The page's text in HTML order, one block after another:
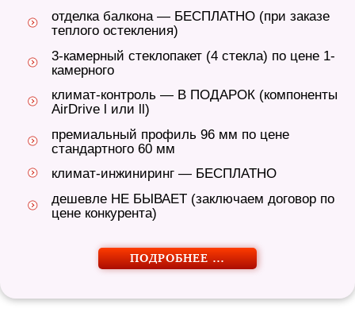
отделка балкона — БЕСПЛАТНО (при заказе
теплого остекления)
3-камерный стеклопакет (4 стекла) по цене 1-
камерного
климат-контроль — В ПОДАРОК (компоненты
AirDrive l или ll)
премиальный профиль 96 мм по цене
стандартного 60 мм
климат-инжиниринг — БЕСПЛАТНО
дешевле НЕ БЫВАЕТ (заключаем договор по
цене конкурента)
ПОДРОБНЕЕ …